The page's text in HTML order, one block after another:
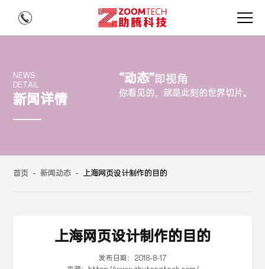
NEWS
DETAIL
新闻详情
“动态”即视角
你看见的，就是此刻的世界切片。
首页 - 新闻动态 - 上海网页设计制作的目的
上海网页设计制作的目的
发布日期：
2018-8-17